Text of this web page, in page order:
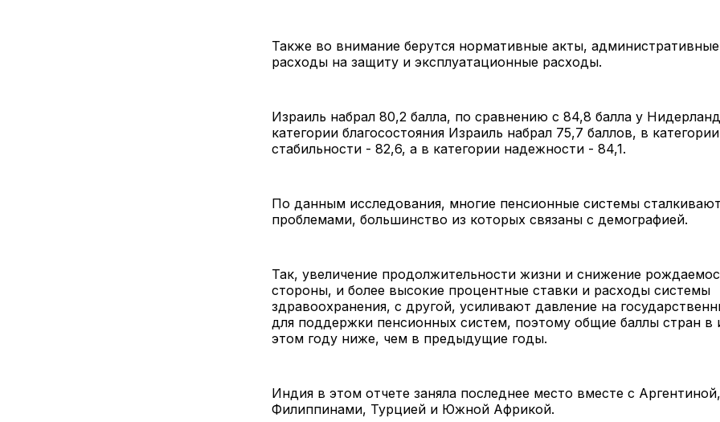
Также во внимание берутся нормативные акты,
расходы на защиту и эксплуатационные расходы.
Израиль набрал 80,2 балла, по сравнению с 84,8 балла у
категории благосостояния Израиль набрал 75,7 баллов, в категории
стабильности - 82,6, а в категории надежности - 84,1.
По данным исследования, многие пенсионные системы
проблемами, большинство из которых связаны с демографией.
Так, увеличение продолжительности жизни и снижение
стороны, и более высокие процентные ставки и расходы системы
здравоохранения, с другой, усиливают давление на
для поддержки пенсионных систем, поэтому общие баллы стран в
этом году ниже, чем в предыдущие годы.
Индия в этом отчете заняла последнее место вместе с Аргентиной,
Филиппинами, Турцией и Южной Африкой.